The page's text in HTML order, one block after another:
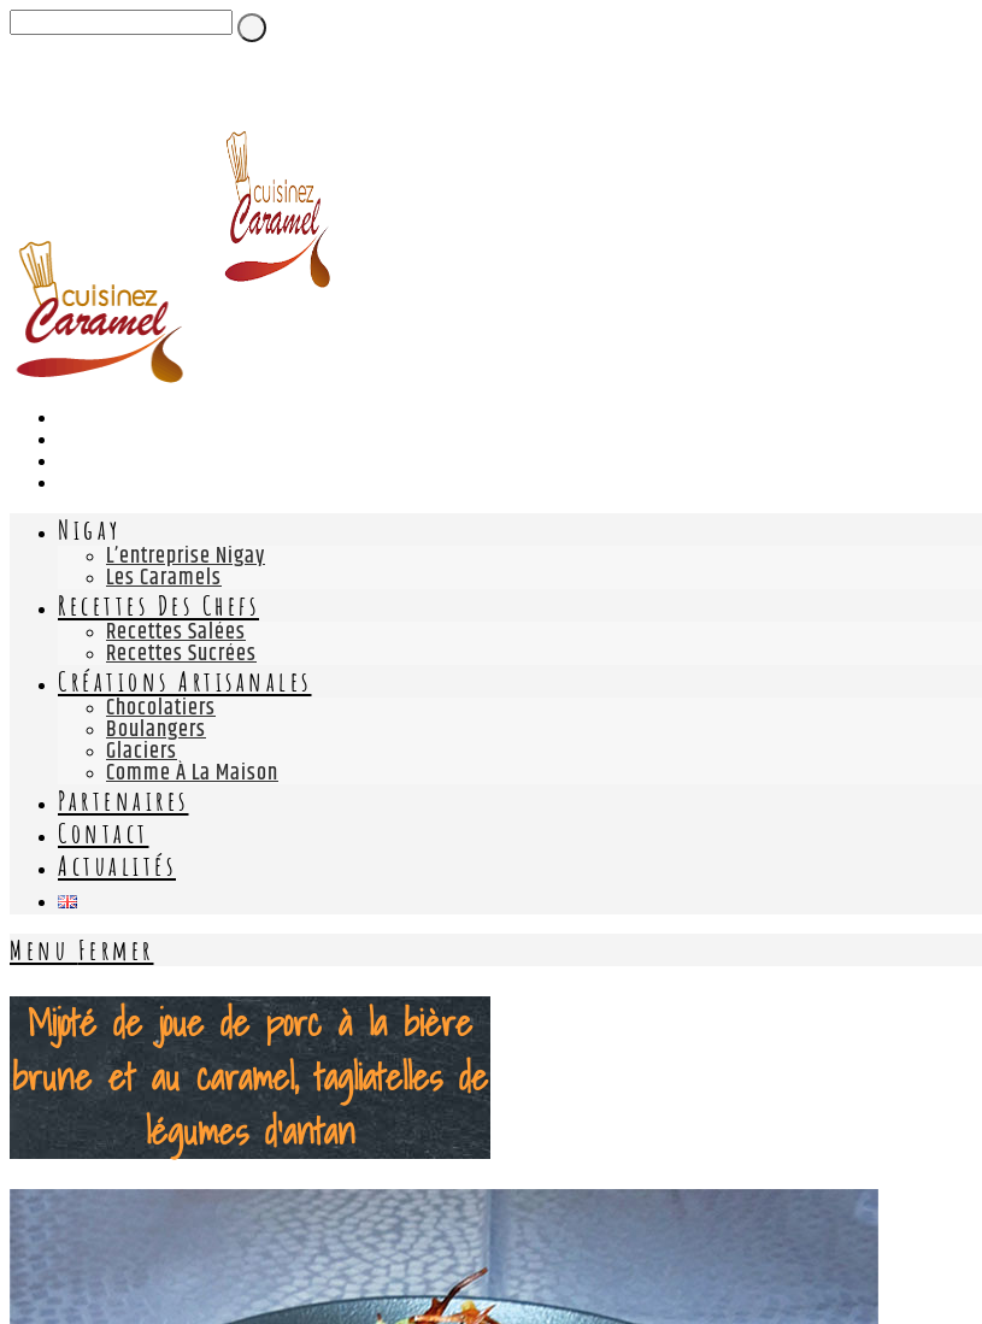
Nigay
L’entreprise Nigay
Les Caramels
Recettes Des Chefs
Recettes Salées
Recettes Sucrées
Créations Artisanales
Chocolatiers
Boulangers
Glaciers
Comme À La Maison
Partenaires
Contact
Actualités
Menu Fermer
Mijoté de joue de porc à la bière
brune et au caramel, tagliatelles de
légumes d'antan